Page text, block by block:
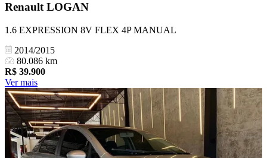
RenaultLOGAN
1.6 EXPRESSION 8V FLEX 4P MANUAL
2014/2015
80.086 km
R$ 39.900
Ver mais